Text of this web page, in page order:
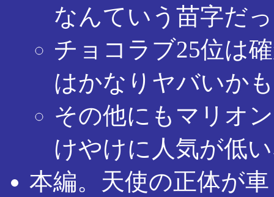
なんていう苗字だ
チョコラブ25位は
はかなりヤバいか
その他にもマリオ
けやけに人気が低
本編。天使の正体が